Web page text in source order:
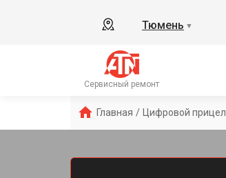
Тюмень ▼
Сервисный ремонт
Главная / Цифровой прицел